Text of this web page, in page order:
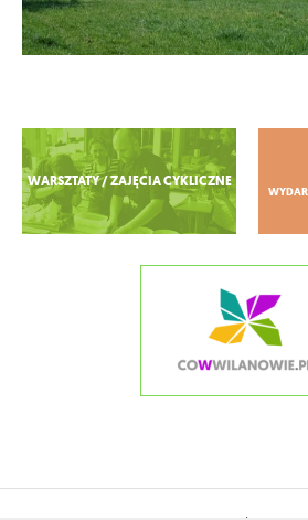
Zobacz więcej
WARSZTATY / ZAJĘCIA CYKLICZNE